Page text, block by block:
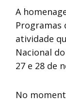
A
Programas
atividade
Nacional
27 e 28 de
No